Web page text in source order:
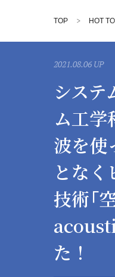
TOP HOT
2021.08.06 UP
システ
ム工
波を使
とな
技術「
た！